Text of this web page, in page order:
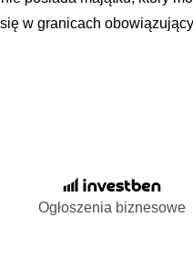
w granicach
Ogłoszenia biznesowe